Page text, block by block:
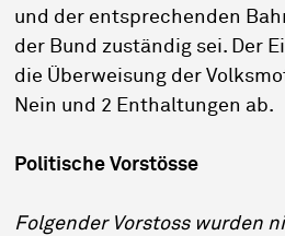
und der entsprechenden
der Bund zuständig sei. Der
die Überweisung der
Nein und 2 Enthaltungen ab.
Politische Vorstösse
Folgender Vorstoss wurden